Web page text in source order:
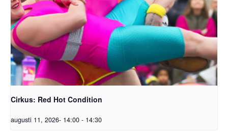
Cirkus: Red Hot Condition
augusti 11, 2026- 14:00 - 14:30